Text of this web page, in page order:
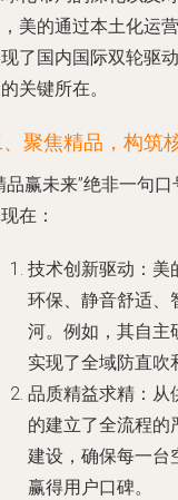
美的通过本土化运
了国内国际双轮驱
关键所在。
聚焦精品，构筑
品赢未来”绝非一句
在：
技术创新驱动 ：
环保、静音舒适、
河。例如，其自主
实现了全域防直吹
品质精益求精 ：
的建立了全流程的
建设，确保每一台
赢得用户口碑。